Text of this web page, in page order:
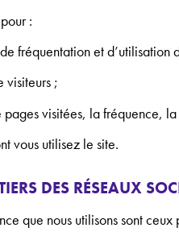
:
fréquentation et d’utilisation
visiteurs ;
visitées, la fréquence,
vous utilisez le site.
DES RÉSEAUX
que nous utilisons sont